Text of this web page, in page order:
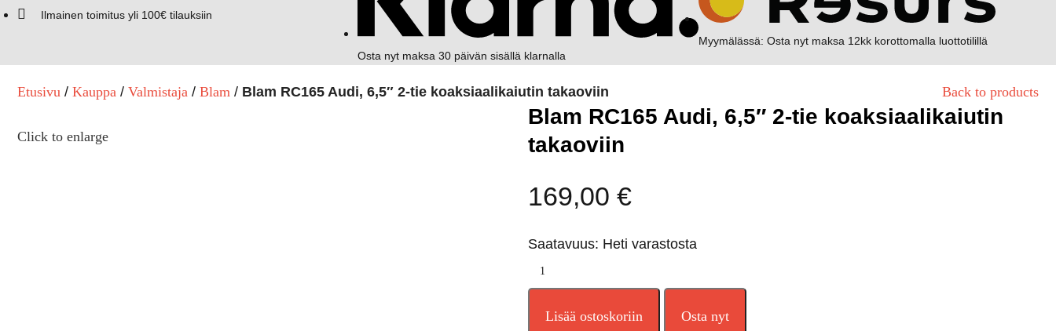
Ilmainen toimitus yli 100€ tilauksiin
Osta nyt maksa 30 päivän sisällä klarnalla
Myymälässä: Osta nyt maksa 12kk korottomalla luottotilillä
Etusivu Kauppa Valmistaja Blam Blam RC165 Audi, 6,5″ 2-tie koaksiaalikaiutin takaoviin Back to products
Click to enlarge
Blam RC165 Audi, 6,5″ 2-tie koaksiaalikaiutin
takaoviin
169,00 €
Saatavuus: Heti varastosta
Lisää ostoskoriin Osta nyt